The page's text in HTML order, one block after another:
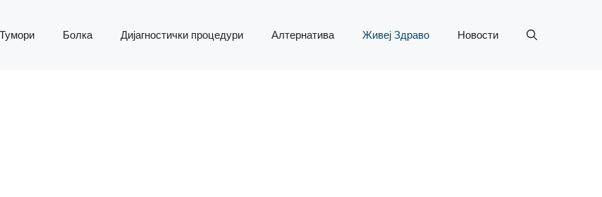
Тумори Болка Дијагностички процедури Алтернатива Живеј Здраво Новости